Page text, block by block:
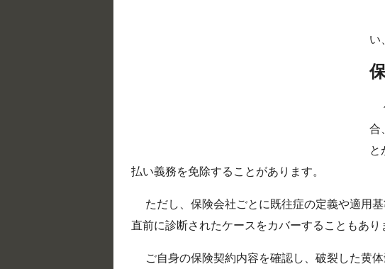
い
合
と
払い義務を免除することがあります。
ただし、保険会社ごとに既往症の定義や適用
直前に診断されたケースをカバーすることもあり
ご自身の保険契約内容を確認し、破裂した黄